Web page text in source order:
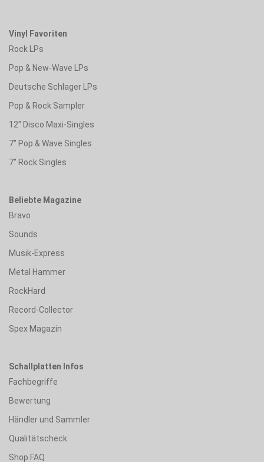
Vinyl Favoriten
Rock LPs
Pop & New-Wave LPs
Deutsche Schlager LPs
Pop & Rock Sampler
12" Disco Maxi-Singles
7" Pop & Wave Singles
7" Rock Singles
Beliebte Magazine
Bravo
Sounds
Musik-Express
Metal Hammer
RockHard
Record-Collector
Spex Magazin
Schallplatten Infos
Fachbegriffe
Bewertung
Händler und Sammler
Qualitätscheck
Shop FAQ